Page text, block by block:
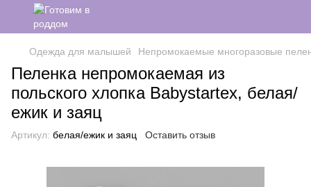
Одежда для малышей Непромокаемые многоразовые
Пеленка непромокаемая из
польского хлопка Babystartex, белая/
ежик и заяц
Артикул: белая/ежик и заяц Оставить отзыв